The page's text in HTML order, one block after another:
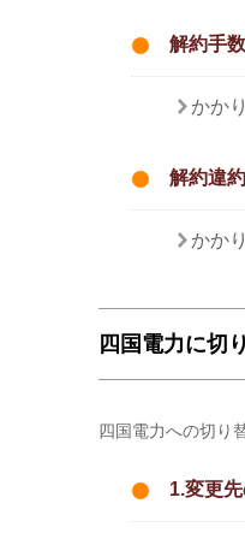
解約手
かか
解約違
かか
四国電力に切
四国電力への切り
1.変更